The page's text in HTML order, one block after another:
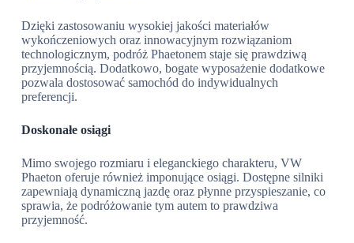
Dzięki zastosowaniu wysokiej jakości materiałów
wykończeniowych oraz innowacyjnym rozwiązaniom
technologicznym, podróż Phaetonem staje się prawdziwą
przyjemnością. Dodatkowo, bogate wyposażenie dodatkowe
pozwala dostosować samochód do indywidualnych
preferencji.
Doskonałe osiągi
Mimo swojego rozmiaru i eleganckiego charakteru, VW
Phaeton oferuje również imponujące osiągi. Dostępne silniki
zapewniają dynamiczną jazdę oraz płynne przyspieszanie, co
sprawia, że podróżowanie tym autem to prawdziwa
przyjemność.